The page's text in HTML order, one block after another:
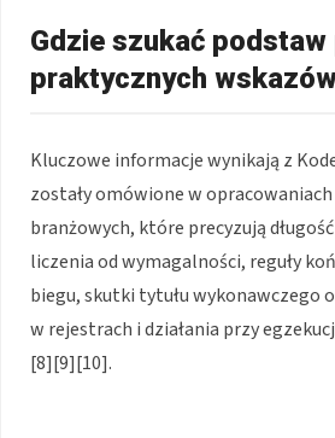
Gdzie szukać podstaw
praktycznych
Kluczowe informacje wynikają z
zostały omówione w
branżowych, które precyzują
liczenia od wymagalności, reguły
biegu, skutki tytułu wykonawczego
w rejestrach i działania przy
[8][9][10].